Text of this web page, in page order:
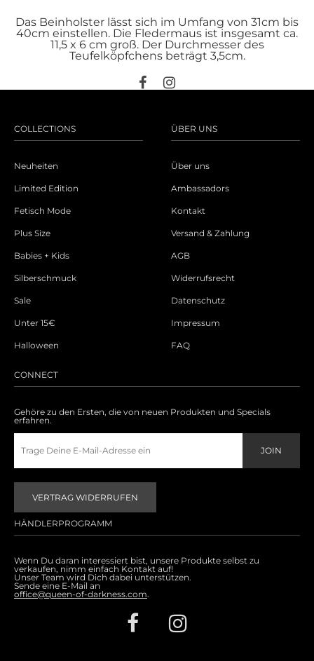
Das Beinholster lässt sich im Umfang von 31cm bis
40cm einstellen. Die Fledermaus ist insgesamt ca.
11,5 x 6 cm groß. Der Durchmesser des
Teufelköpfchens beträgt 3,5cm.
COLLECTIONS
Neuheiten
Limited Edition
Fetisch Mode
Plus Size
Babies + Kids
Silberschmuck
Sale
Unter 15€
Halloween
ÜBER UNS
Über uns
Ambassadors
Kontakt
Versand & Zahlung
AGB
Widerrufsrecht
Datenschutz
Impressum
FAQ
CONNECT
Gehöre zu den Ersten, die von neuen Produkten und Specials
erfahren.
VERTRAG WIDERRUFEN
HÄNDLERPROGRAMM
Wenn Du daran interessiert bist, unsere Produkte selbst zu
verkaufen, nimm einfach Kontakt auf!
Unser Team wird Dich dabei unterstützen.
Sende eine E-Mail an
office@queen-of-darkness.com.